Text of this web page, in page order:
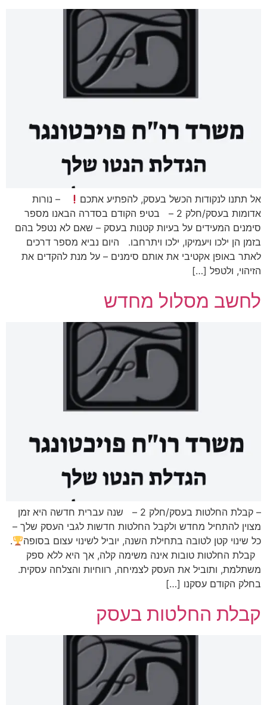
אל תתנו לנקודות הכשל בעסק, להפתיע אתכם
– נורות
אדומות בעסק/חלק 2 – בטיפ הקודם בסדרה הבאנו מספר
סימנים המעידים על בעיות קטנות בעסק – שאם לא נטפל בהם
בזמן הן ילכו ויעמיקו, ילכו ויתרחבו. היום נביא מספר דרכים
לאתר באופן אקטיבי את אותם סימנים – על מנת להקדים את
הזיהוי, ולטפל […]
לחשב מסלול מחדש
– קבלת החלטות בעסק/חלק 2 – שנה עברית חדשה היא זמן
מצוין להתחיל מחדש ולקבל החלטות חדשות לגבי העסק שלך –
כל שינוי קטן לטובה בתחילת השנה, יוביל לשינוי עצום בסופה
.
קבלת החלטות טובות אינה משימה קלה, אך היא ללא ספק
משתלמת, ותוביל את העסק לצמיחה, רווחיות והצלחה עסקית.
בחלק הקודם עסקנו […]
קבלת החלטות בעסק